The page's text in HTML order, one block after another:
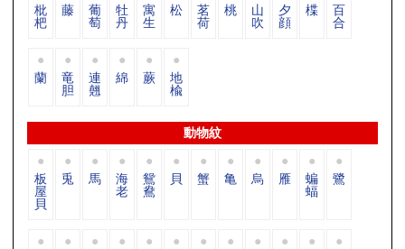
枇
杷
藤 葡
萄
牡
丹
寓
生
松 茗
荷
桃 山
吹
夕
顔
楪 百
合
蘭 竜
胆
連
翹
綿 蕨 地
楡
動物紋
板
屋
貝
兎 馬 海
老
鴛
鴦
貝 蟹 亀 烏 雁 蝙
蝠
鷺